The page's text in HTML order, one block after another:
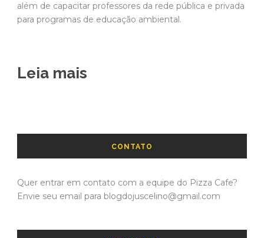
além de capacitar professores da rede pública e privada
para programas de educação ambiental.
Leia mais
CONTATO
Quer entrar em contato com a equipe do Pizza Cafe?
Envie seu email para blogdojuscelino@gmail.com